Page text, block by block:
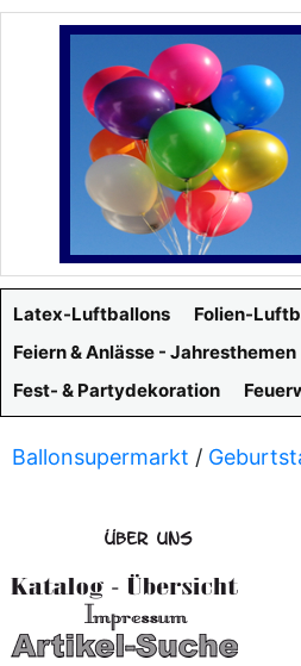
Latex-Luftballons Folien-
Feiern & Anlässe - Jahresthemen
Fest- & Partydekoration
Ballonsupermarkt /